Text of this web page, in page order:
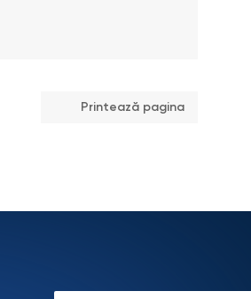
Printează pagina